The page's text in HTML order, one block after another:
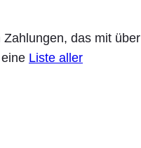
das mit über
Liste aller